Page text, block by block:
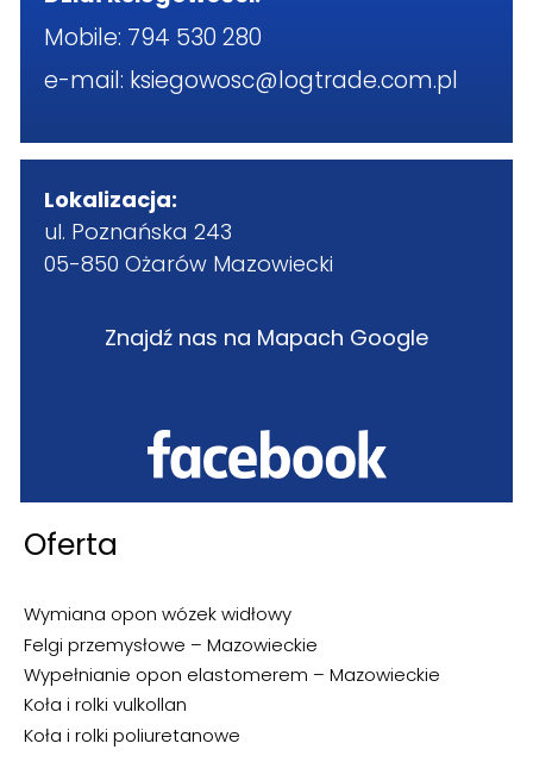
Mobile: 794 530 280
e-mail: ksiegowosc@logtrade.com.pl
Lokalizacja:
ul. Poznańska 243
05-850 Ożarów Mazowiecki
Znajdź nas na Mapach Google
Oferta
Wymiana opon wózek widłowy
Felgi przemysłowe – Mazowieckie
Wypełnianie opon elastomerem – Mazowieckie
Koła i rolki vulkollan
Koła i rolki poliuretanowe